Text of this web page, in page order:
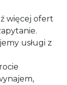
więcej ofert
usługi z